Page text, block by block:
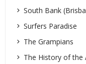
South Bank
Surfers Paradise
The Grampians
The History of the